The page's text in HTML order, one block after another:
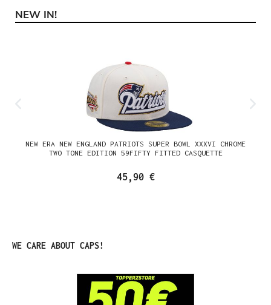
Ignorer la galerie de produits
NEW IN!
NEW ERA NEW ENGLAND PATRIOTS SUPER BOWL XXXVI CHROME
TWO TONE EDITION 59FIFTY FITTED CASQUETTE
45,90 €
Ignorer la galerie de produits
WE CARE ABOUT CAPS!